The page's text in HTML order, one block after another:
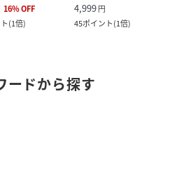
16%OFF
(1倍)
4,999円
45ポイント(1倍)
ードから探す